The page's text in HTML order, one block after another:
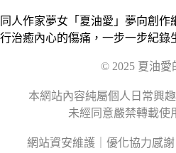
同人作家夢女「夏油愛」夢向創
行治癒內心的傷痛，一步一步紀錄
© 2025 夏油愛
本網站內容純屬個人日常興
未經同意嚴禁轉載使
網站資安維護｜優化協力感謝